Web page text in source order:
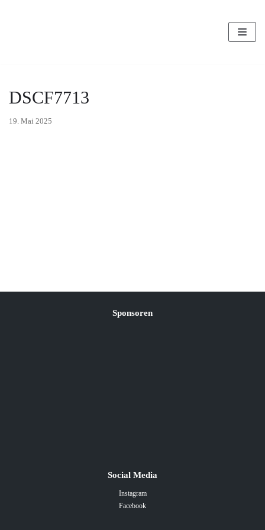
DSCF7713
19. Mai 2025
Sponsoren
Social Media
Instagram
Facebook